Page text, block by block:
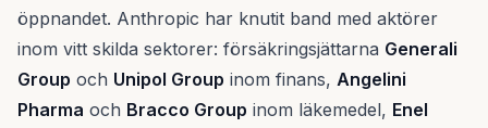
öppnandet. Anthropic har knutit band med aktörer
inom vitt skilda sektorer: försäkringsjättarna Generali
Group och Unipol Group inom finans, Angelini
Pharma och Bracco Group inom läkemedel, Enel